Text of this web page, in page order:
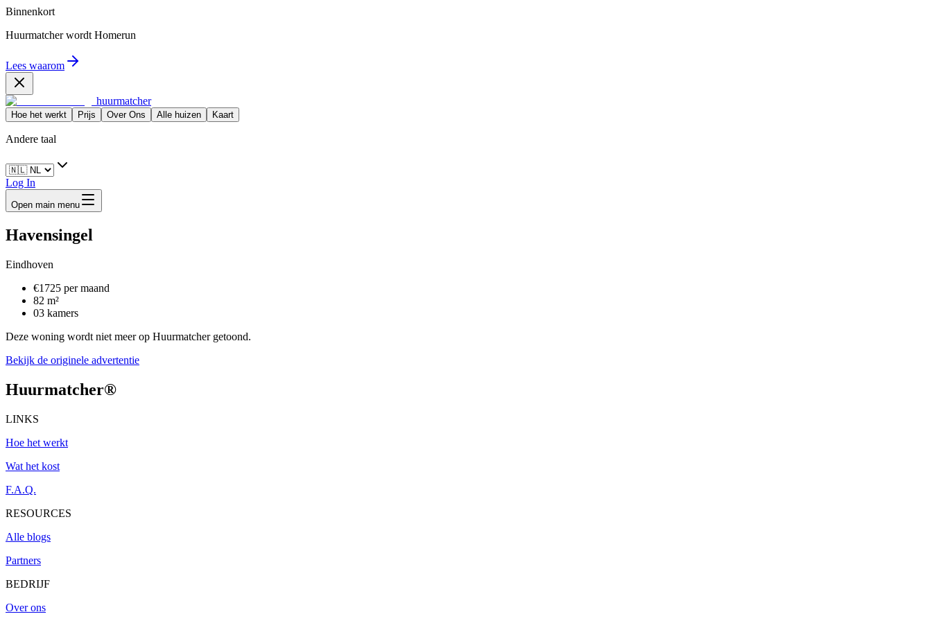
Binnenkort
Huurmatcher wordt Homerun
Lees waarom
huurmatcher
Hoe het werkt Prijs Over Ons Alle huizen Kaart
Andere taal
Log In
Open main menu
Havensingel
Eindhoven
€1725 per maand
82 m²
03 kamers
Deze woning wordt niet meer op Huurmatcher getoond.
Bekijk de originele advertentie
Huurmatcher®
LINKS
Hoe het werkt
Wat het kost
F.A.Q.
RESOURCES
Alle blogs
Partners
BEDRIJF
Over ons